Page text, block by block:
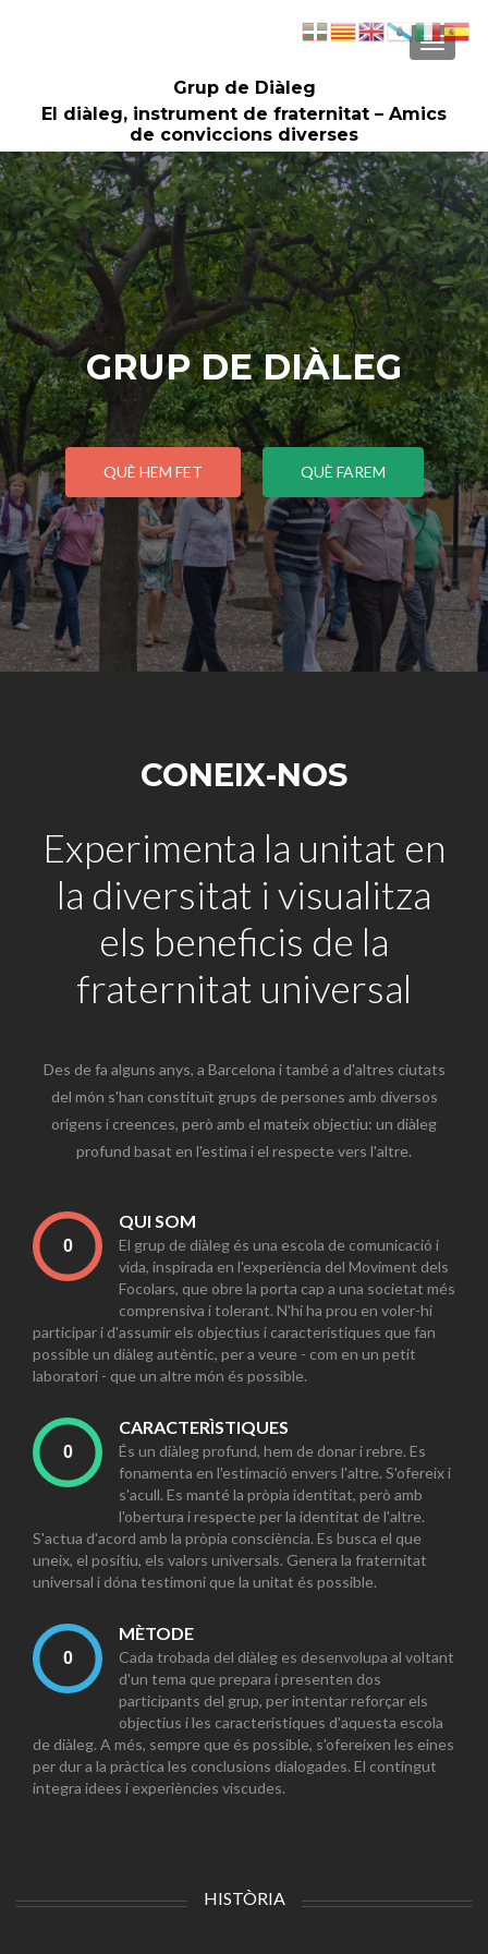
Grup de Diàleg
El diàleg, instrument de fraternitat – Amics
de conviccions diverses
GRUP DE DIÀLEG
QUÈ HEM FET QUÈ FAREM
CONEIX-NOS
Experimenta la unitat en
la diversitat i visualitza
els beneficis de la
fraternitat universal
Des de fa alguns anys, a Barcelona i també a d'altres ciutats
del món s'han constituït grups de persones amb diversos
origens i creences, però amb el mateix objectiu: un diàleg
profund basat en l'estima i el respecte vers l'altre.
QUI SOM
El grup de diàleg és una escola de comunicació i
vida, inspirada en l'experiència del Moviment dels
Focolars, que obre la porta cap a una societat més
comprensiva i tolerant. N'hi ha prou en voler-hi
participar i d'assumir els objectius i característiques que fan
possible un diàleg autèntic, per a veure - com en un petit
laboratori - que un altre món és possible.
CARACTERÌSTIQUES
És un diàleg profund, hem de donar i rebre. Es
fonamenta en l'estimació envers l'altre. S'ofereix i
s'acull. Es manté la pròpia identitat, però amb
l'obertura i respecte per la identitat de l'altre.
S'actua d'acord amb la pròpia consciència. Es busca el que
uneix, el positiu, els valors universals. Genera la fraternitat
universal i dóna testimoni que la unitat és possible.
MÈTODE
Cada trobada del diàleg es desenvolupa al voltant
d'un tema que prepara i presenten dos
participants del grup, per intentar reforçar els
objectius i les característiques d'aquesta escola
de diàleg. A més, sempre que és possible, s'ofereixen les eines
per dur a la pràctica les conclusions dialogades. El contingut
integra idees i experiències viscudes.
HISTÒRIA